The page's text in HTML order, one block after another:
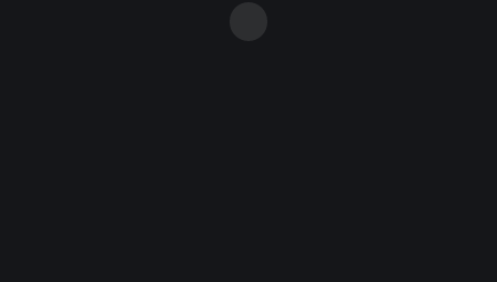
Newcomerin Salka Weber ("Dunkle Wasser"). In den Nebenrollen zu
sehen: Jutta Fastian, Katrin Lux und Elke Winkens.